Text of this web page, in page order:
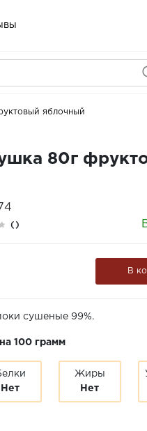
яблочный
80г
()
В
сушеные 99%.
100 грамм
Нет
Жиры
Нет